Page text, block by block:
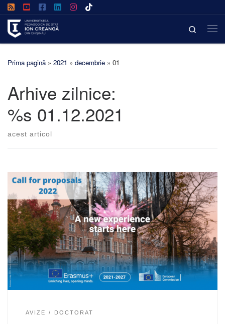
Search
Prima pagină » 2021 » decembrie » 01
Arhive zilnice:
%s 01.12.2021
acest articol
AVIZE DOCTORAT